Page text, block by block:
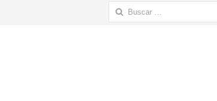
Buscar: